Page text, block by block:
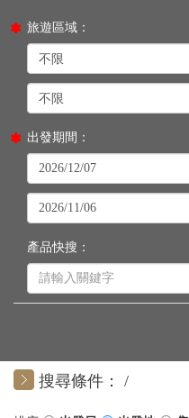
旅遊區域：
出發期間：
產品快搜：
搜尋條件：